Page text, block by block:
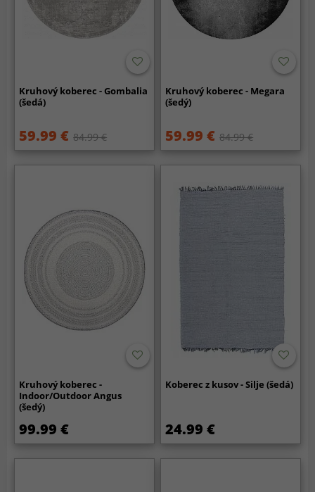
Kruhový koberec - Gombalia
(šedá)
59.99 € 84.99 €
Kruhový koberec - Megara
(šedý)
59.99 € 84.99 €
Kruhový koberec -
Indoor/Outdoor Angus
(šedý)
99.99 €
Koberec z kusov - Silje (šedá)
24.99 €